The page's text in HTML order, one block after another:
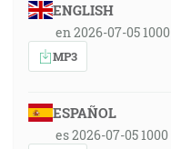
ENGLISH
en 2026-07-05 1000
MP3
ESPAÑOL
es 2026-07-05 1000